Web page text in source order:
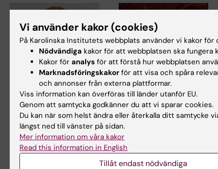
11 feb 2026
Katarina Berinder
docent i
endokrinologi och
diabetes
Katarina Berinder vid
forskargruppen Experimentell
och klinisk…
9 jan 2026
Ny studie förklarar
kopplingen mellan
långvarig diabetes
och kärlskador
Ju längre en person har typ 2-
diabetes, desto större är
risken för hjärt-…
Vi använder kakor (cookies)
På Karolinska Institutets webbplats använder vi kakor för
Nödvändiga kakor för att webbplatsen ska fungera
Kakor för analys för att förstå hur webbplatsen
Marknadsföringskakor för att visa och spåra
och annonser från externa plattformar.
Viss information kan överföras till länder utanför EU.
Genom att samtycka godkänner du att vi sparar cookies.
Du kan när som helst ändra eller återkalla ditt samtycke
längst ned till vänster på sidan.
Mer information om våra kakor
Read this information in English
Tillåt endast nödvändiga